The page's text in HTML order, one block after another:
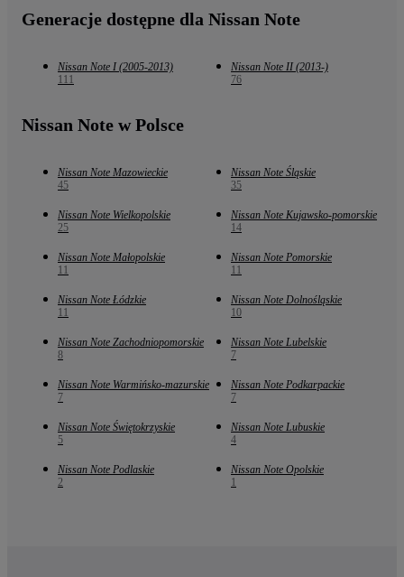
Generacje dostępne dla Nissan Note
Nissan Note I (2005-2013)
111
Nissan Note II (2013-)
76
Nissan Note w Polsce
Nissan Note Mazowieckie
45
Nissan Note Śląskie
35
Nissan Note Wielkopolskie
25
Nissan Note Kujawsko-pomorskie
14
Nissan Note Małopolskie
11
Nissan Note Pomorskie
11
Nissan Note Łódzkie
11
Nissan Note Dolnośląskie
10
Nissan Note Zachodniopomorskie
8
Nissan Note Lubelskie
7
Nissan Note Warmińsko-mazurskie
7
Nissan Note Podkarpackie
7
Nissan Note Świętokrzyskie
5
Nissan Note Lubuskie
4
Nissan Note Podlaskie
2
Nissan Note Opolskie
1